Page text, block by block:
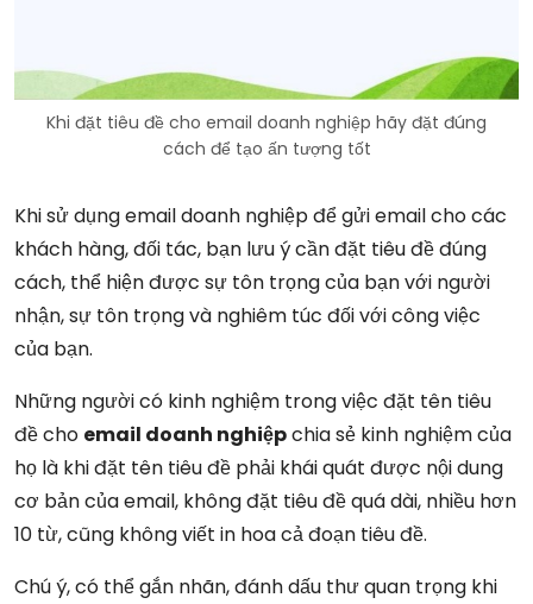
Khi đặt tiêu đề cho email doanh nghiệp hãy đặt đúng
cách để tạo ấn tượng tốt
Khi sử dụng email doanh nghiệp để gửi email cho các
khách hàng, đối tác, bạn lưu ý cần đặt tiêu đề đúng
cách, thể hiện được sự tôn trọng của bạn với người
nhận, sự tôn trọng và nghiêm túc đối với công việc
của bạn.
Những người có kinh nghiệm trong việc đặt tên tiêu
đề cho email doanh nghiệpchia sẻ kinh nghiệm của
họ là khi đặt tên tiêu đề phải khái quát được nội dung
cơ bản của email, không đặt tiêu đề quá dài, nhiều hơn
10 từ, cũng không viết in hoa cả đoạn tiêu đề.
Chú ý, có thể gắn nhãn, đánh dấu thư quan trọng khi